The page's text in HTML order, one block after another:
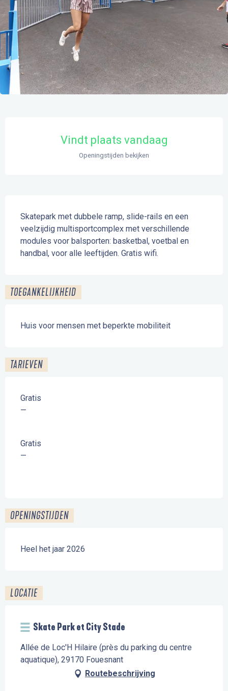
Vindt plaats vandaag
Openingstijden bekijken
Skatepark met dubbele ramp, slide-rails en een
veelzijdig multisportcomplex met verschillende
modules voor balsporten: basketbal, voetbal en
handbal, voor alle leeftijden. Gratis wifi.
TOEGANKELIJKHEID
Huis voor mensen met beperkte mobiliteit
TARIEVEN
Gratis
—
Gratis
—
OPENINGSTIJDEN
Heel het jaar 2026
LOCATIE
Skate Park et City Stade
Allée de Loc'H Hilaire (près du parking du centre
aquatique), 29170 Fouesnant
Routebeschrijving